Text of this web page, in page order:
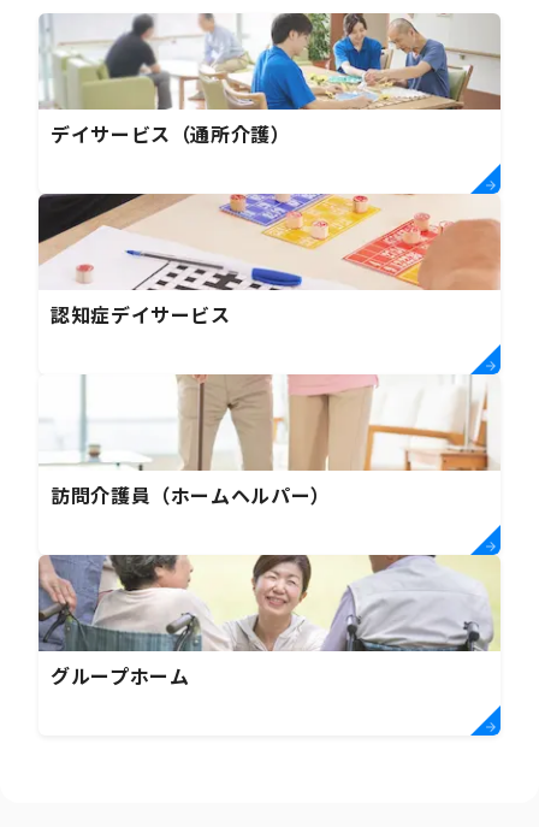
デイサービス（通所介護）
認知症デイサービス
訪問介護員（ホームヘルパー）
グループホーム